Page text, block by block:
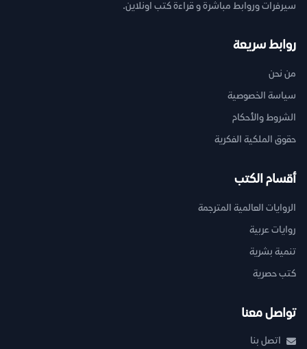
سيرفرات وروابط مباشرة و قراءة كتب اونلاين.
روابط سريعة
من نحن
سياسة الخصوصية
الشروط والأحكام
حقوق الملكية الفكرية
أقسام الكتب
الروايات العالمية المترجمة
روايات عربية
تنمية بشرية
كتب حصرية
تواصل معنا
اتصل بنا